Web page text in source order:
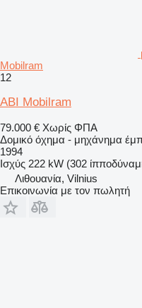
Mobilram
12
ABI Mobilram
79.000 € Χωρίς ΦΠΑ
Δομικό όχημα - μηχάνημα
1994
Ισχύς 222 kW (302
Λιθουανία, Vilnius
Επικοινωνία με τον πωλητή